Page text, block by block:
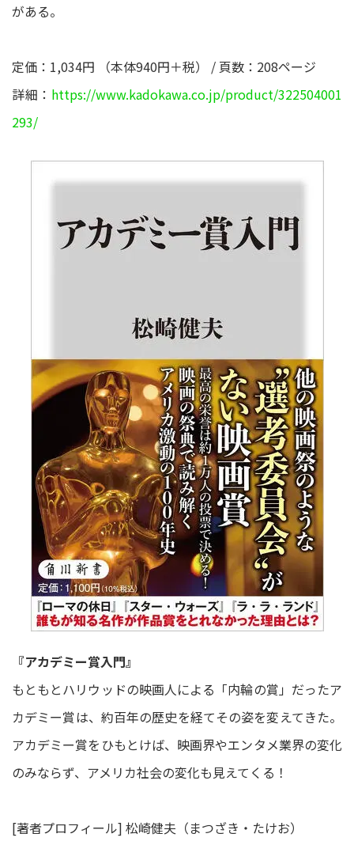
がある。
定価：1,034円 （本体940円＋税） / 頁数：208ページ
詳細： https://www.kadokawa.co.jp/product/322504001
293/
『アカデミー賞入門』
もともとハリウッドの映画人による「内輪の賞」だったア
カデミー賞は、約百年の歴史を経てその姿を変えてきた。
アカデミー賞をひもとけば、映画界やエンタメ業界の変化
のみならず、アメリカ社会の変化も見えてくる！
[著者プロフィール] 松崎健夫（まつざき・たけお）